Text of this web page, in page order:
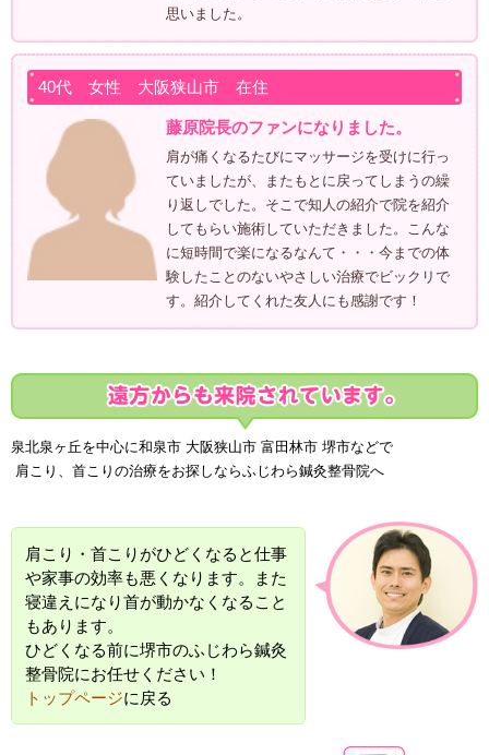
思いました。
40代 女性 大阪狭山市 在住
藤原院長のファンになりました。
肩が痛くなるたびにマッサージを受けに行っ
ていましたが、またもとに戻ってしまうの繰
り返しでした。そこで知人の紹介で院を紹介
してもらい施術していただきました。こんな
に短時間で楽になるなんて・・・今までの体
験したことのないやさしい治療でビックリで
す。紹介してくれた友人にも感謝です！
泉北泉ヶ丘を中心に和泉市 大阪狭山市 富田林市 堺市などで
肩こり、首こりの治療をお探しならふじわら鍼灸整骨院へ
肩こり・首こりがひどくなると仕事
や家事の効率も悪くなります。また
寝違えになり首が動かなくなること
もあります。
ひどくなる前に堺市のふじわら鍼灸
整骨院にお任せください！
トップページに戻る